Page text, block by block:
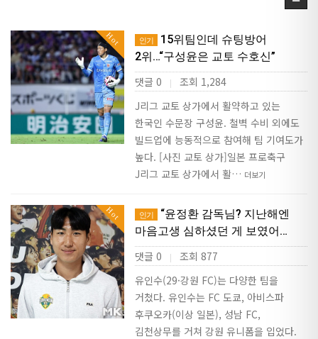
Hot 인기
15위팀인데 슈팅방어
2위…“구성윤은 교토 수호신”
댓글 0 |
조회 1,284
J리그 교토 상가에서 활약하고 있는
한국인 수문장 구성윤. 철벽 수비 외에도
빌드업에 능동적으로 참여해 팀 기여도가
높다. [사진 교토 상가]일본 프로축구
J리그 교토 상가에서 활… 더보기
Hot 인기
“윤정환 감독님? 지난해엔
마음고생 심하셨던 게 보였어…
댓글 0 |
조회 877
유인수(29·강원 FC)는 다양한 팀을
거쳤다. 유인수는 FC 도쿄, 아비스파
후쿠오카(이상 일본), 성남 FC,
김천상무를 거쳐 강원 유니폼을 입었다.